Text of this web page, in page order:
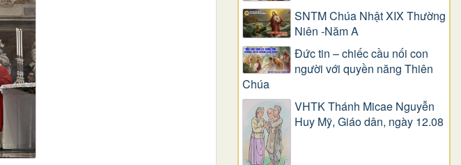
SNTM Chúa Nhật XIX Thường
Niên -Năm A
Đức tin – chiếc cầu nối con
người với quyền năng Thiên
Chúa
VHTK Thánh Micae Nguyễn
Huy Mỹ, Giáo dân, ngày 12.08